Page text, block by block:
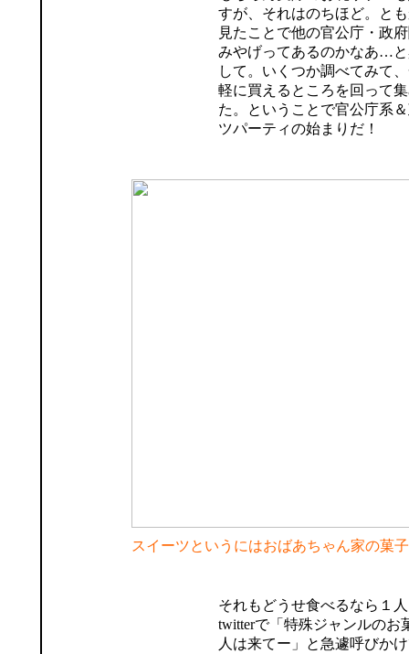
すが、それはのちほど。と
見たことで他の官公庁・政
みやげってあるのかなあ…
して。いくつか調べてみて
軽に買えるところを回って
た。ということで官公庁系
ツパーティの始まりだ！
スイーツというにはおばあちゃん家の菓
それもどうせ食べるなら１
twitterで「特殊ジャンルのお
人は来てー」と急遽呼びか